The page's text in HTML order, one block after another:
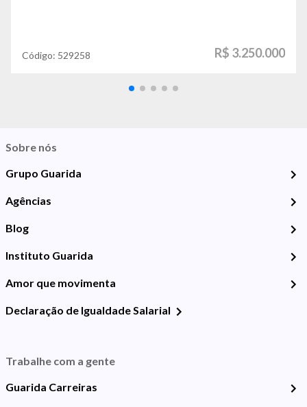
Código: 529258 R$ 3.250.000
Sobre nós
Grupo Guarida
Agências
Blog
Instituto Guarida
Amor que movimenta
Declaração de Igualdade Salarial
Trabalhe com a gente
Guarida Carreiras